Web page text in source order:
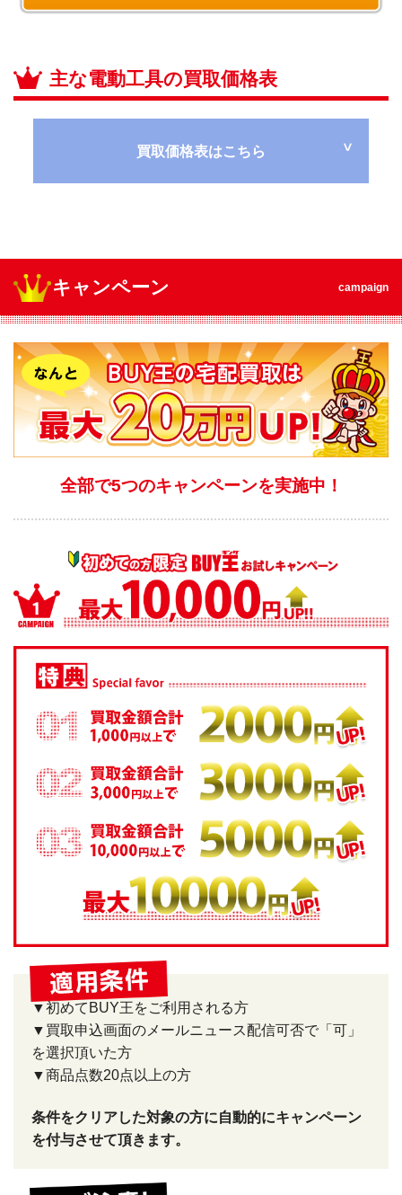
主な電動工具の買取価格表
買取価格表はこちら
キャンペーン campaign
全部で5つのキャンペーンを実施中！
▼初めてBUY王をご利用される方
▼買取申込画面のメールニュース配信可否で「可」
を選択頂いた方
▼商品点数20点以上の方
条件をクリアした対象の方に自動的にキャンペーン
を付与させて頂きます。